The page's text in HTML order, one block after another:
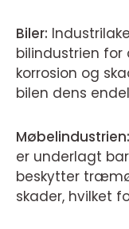
Biler:
bilindustrien for
korrosion og
bilen dens
Møbelindustrien:
er underlagt
beskytter
skader, hvilket